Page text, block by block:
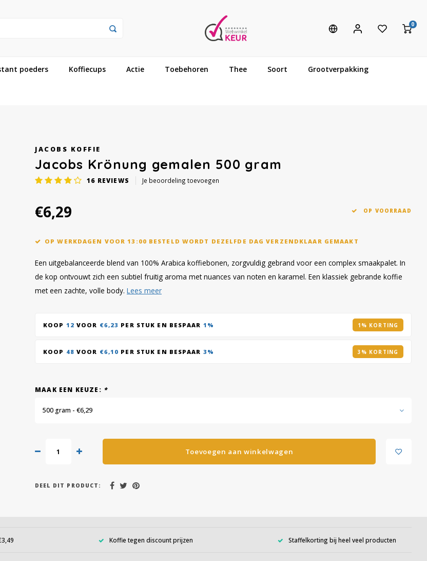
0
poeders Koffiecups Actie Toebehoren Thee Soort Grootverpakking
JACOBS KOFFIE
Jacobs Krönung gemalen 500 gram
16 REVIEWS Je beoordeling toevoegen
€6,29 OP VOORRAAD
OP WERKDAGEN VOOR 13:00 BESTELD WORDT DEZELFDE DAG VERZENDKLAAR GEMAAKT
Een uitgebalanceerde blend van 100% Arabica koffiebonen, zorgvuldig gebrand voor een complex smaakpalet. In
de kop ontvouwt zich een subtiel fruitig aroma met nuances van noten en karamel. Een klassiek gebrande koffie
met een zachte, volle body. Lees meer
KOOP 12 VOOR €6,23 PER STUK EN BESPAAR 1% 1% KORTING
KOOP 48 VOOR €6,10 PER STUK EN BESPAAR 3% 3% KORTING
MAAK EEN KEUZE: *
500 gram - €6,29
Toevoegen aan winkelwagen
DEEL DIT PRODUCT:
Koffie tegen discount prijzen Staffelkorting bij heel veel producten